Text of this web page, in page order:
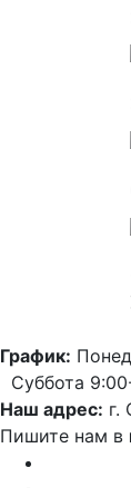
График:
Суббота
Наш адрес: г.
Пишите нам в